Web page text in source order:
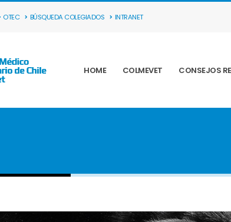
OTEC BÚSQUEDA COLEGIADOS INTRANET
HOME COLMEVET CONSEJOS